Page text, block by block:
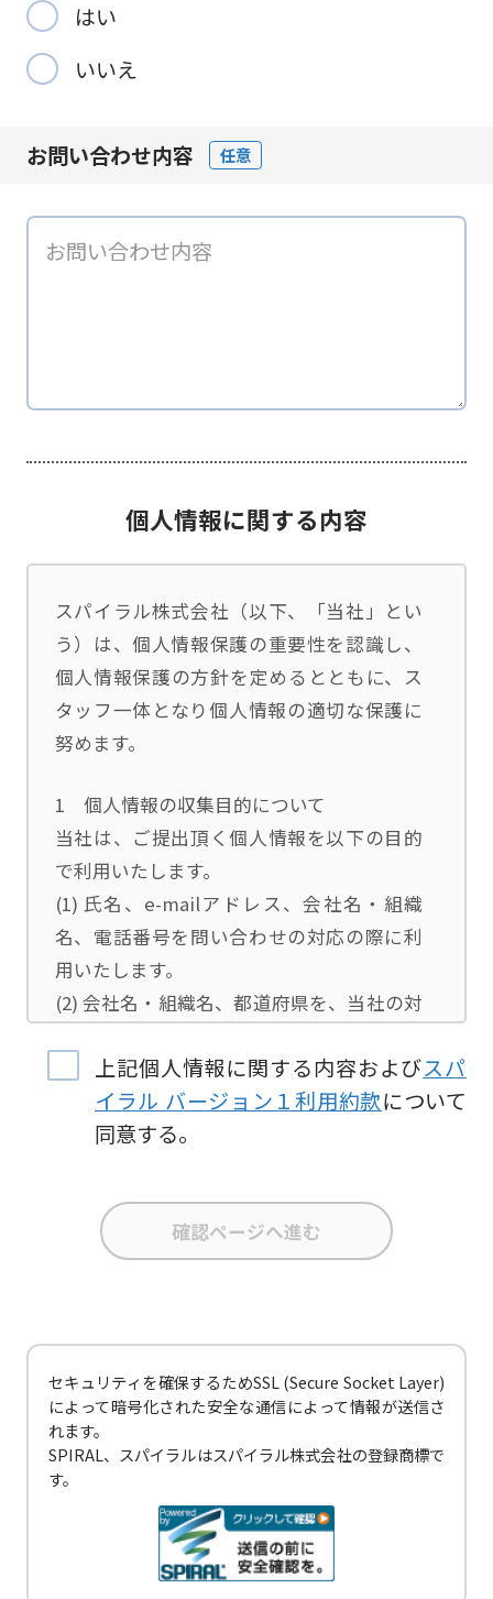
はい
いいえ
お問い合わせ内容 任意
個人情報に関する内容
スパイラル株式会社（以下、「当社」とい
う）は、個人情報保護の重要性を認識し、
個人情報保護の方針を定めるとともに、ス
タッフ一体となり個人情報の適切な保護に
努めます。
1 個人情報の収集目的について
当社は、ご提出頂く個人情報を以下の目的
で利用いたします。
(1) 氏名、e-mailアドレス、会社名・組織
名、電話番号を問い合わせの対応の際に利
用いたします。
(2) 会社名・組織名、都道府県を、当社の対
(3) お問合せ内容について集計分析を行い、
当社製品・サービスの企画開発や、販促営
業活動の参考にいたします。
名、電話番号を、当社の製品・サービスの
ご案内や当社が独自に発信する情報（ブロ
グ記事、ホワイトペーパー）のご紹介、セ
2 個人情報の管理について
ご提出頂く個人情報は、当社にて正確な状
態に保ち、不正アクセス、紛失・破壊・改
ざんおよび漏洩等を防止するための措置を
上記個人情報に関する内容およびスパ
イラル バージョン１利用約款について
同意する。
セキュリティを確保するためSSL (Secure Socket Layer)
によって暗号化された安全な通信によって情報が送信さ
れます。
SPIRAL、スパイラルはスパイラル株式会社の登録商標で
す。